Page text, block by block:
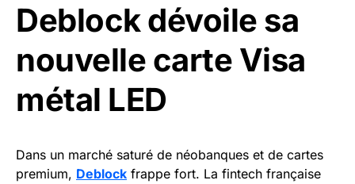
Deblock dévoile sa
nouvelle carte Visa
métal LED
Dans un marché saturé de néobanques et de cartes
premium, Deblock frappe fort. La fintech française